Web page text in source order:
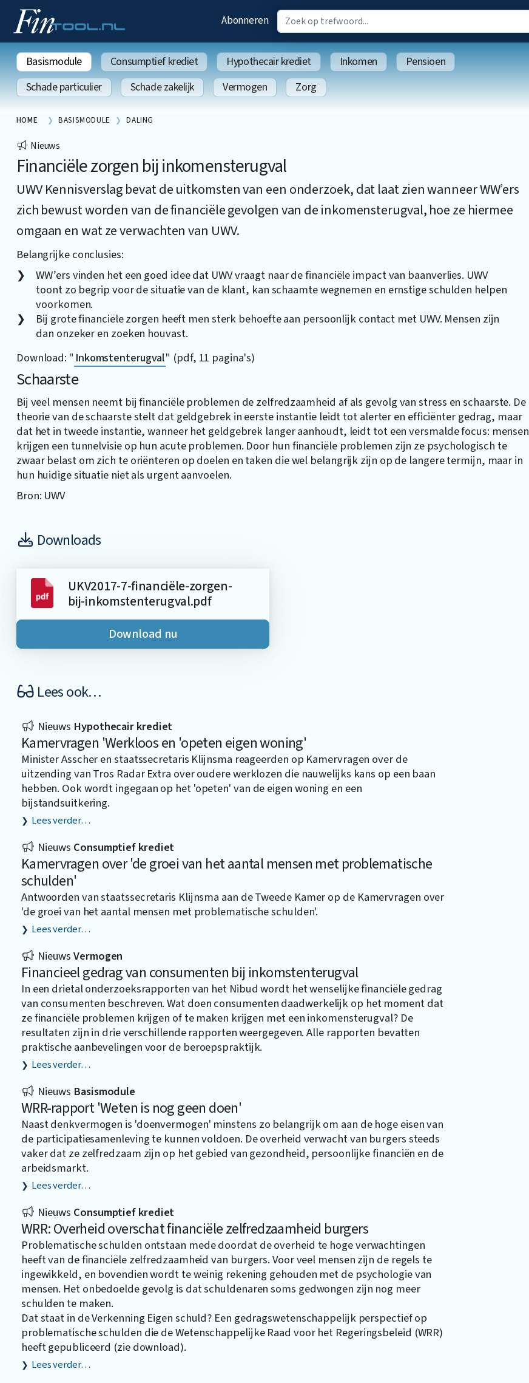
Abonneren
Basismodule Consumptief krediet Hypothecair krediet Inkomen
Pensioen
Schade particulier
Schade zakelijk Vermogen Zorg
HOME BASISMODULE DALING
Nieuws
Financiële zorgen bij inkomensterugval
UWV Kennisverslag bevat de uitkomsten van een onderzoek, dat laat zien wanneer WW’ers
zich bewust worden van de financiële gevolgen van de inkomensterugval, hoe ze hiermee
omgaan en wat ze verwachten van UWV.
Belangrijke conclusies:
WW’ers vinden het een goed idee dat UWV vraagt naar de financiële impact van baanverlies. UWV
toont zo begrip voor de situatie van de klant, kan schaamte wegnemen en ernstige schulden helpen
voorkomen.
Bij grote financiële zorgen heeft men sterk behoefte aan persoonlijk contact met UWV. Mensen zijn
dan onzeker en zoeken houvast.
Download: " Inkomstenterugval" (pdf, 11 pagina's)
Schaarste
Bij veel mensen neemt bij financiële problemen de zelfredzaamheid af als gevolg van stress en schaarste. De
theorie van de schaarste stelt dat geldgebrek in eerste instantie leidt tot alerter en efficiënter gedrag, maar
dat het in tweede instantie, wanneer het geldgebrek langer aanhoudt, leidt tot een versmalde focus: mensen
krijgen een tunnelvisie op hun acute problemen. Door hun financiële problemen zijn ze psychologisch te
zwaar belast om zich te oriënteren op doelen en taken die wel belangrijk zijn op de langere termijn, maar in
hun huidige situatie niet als urgent aanvoelen.
Bron: UWV
Downloads
UKV2017-7-financiële-zorgen-
bij-inkomstenterugval.pdf
Download nu
Lees ook…
Nieuws Hypothecair krediet
Kamervragen 'Werkloos en 'opeten eigen woning'
Minister Asscher en staatssecretaris Klijnsma reageerden op Kamervragen over de
uitzending van Tros Radar Extra over oudere werklozen die nauwelijks kans op een baan
hebben. Ook wordt ingegaan op het 'opeten' van de eigen woning en een
bijstandsuitkering.
Lees verder…
Nieuws Consumptief krediet
Kamervragen over 'de groei van het aantal mensen met problematische
schulden'
Antwoorden van staatssecretaris Klijnsma aan de Tweede Kamer op de Kamervragen over
'de groei van het aantal mensen met problematische schulden'.
Lees verder…
NieuwsVermogen
Financieel gedrag van consumenten bij inkomstenterugval
In een drietal onderzoeksrapporten van het Nibud wordt het wenselijke financiële gedrag
van consumenten beschreven. Wat doen consumenten daadwerkelijk op het moment dat
ze financiële problemen krijgen of te maken krijgen met een inkomensterugval? De
resultaten zijn in drie verschillende rapporten weergegeven. Alle rapporten bevatten
praktische aanbevelingen voor de beroepspraktijk.
Lees verder…
Nieuws Basismodule
WRR-rapport 'Weten is nog geen doen'
Naast denkvermogen is 'doenvermogen' minstens zo belangrijk om aan de hoge eisen van
de participatiesamenleving te kunnen voldoen. De overheid verwacht van burgers steeds
vaker dat ze zelfredzaam zijn op het gebied van gezondheid, persoonlijke financiën en de
arbeidsmarkt.
Lees verder…
Nieuws Consumptief krediet
WRR: Overheid overschat financiële zelfredzaamheid burgers
Problematische schulden ontstaan mede doordat de overheid te hoge verwachtingen
heeft van de financiële zelfredzaamheid van burgers. Voor veel mensen zijn de regels te
ingewikkeld, en bovendien wordt te weinig rekening gehouden met de psychologie van
mensen. Het onbedoelde gevolg is dat schuldenaren soms gedwongen zijn nog meer
schulden te maken.
Dat staat in de Verkenning Eigen schuld? Een gedragswetenschappelijk perspectief op
problematische schulden die de Wetenschappelijke Raad voor het Regeringsbeleid (WRR)
heeft gepubliceerd (zie download).
Lees verder…